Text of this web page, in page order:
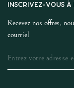
INSCRIVEZ-VOUS À
Recevez nos offres,
courriel